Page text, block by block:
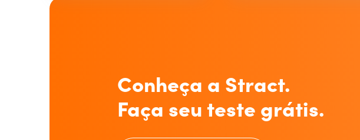
Conheça a Stract.
Faça seu teste grátis.